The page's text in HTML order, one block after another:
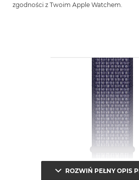
zgodności z Twoim Apple Watchem.
ROZWIŃ PEŁNY OPIS